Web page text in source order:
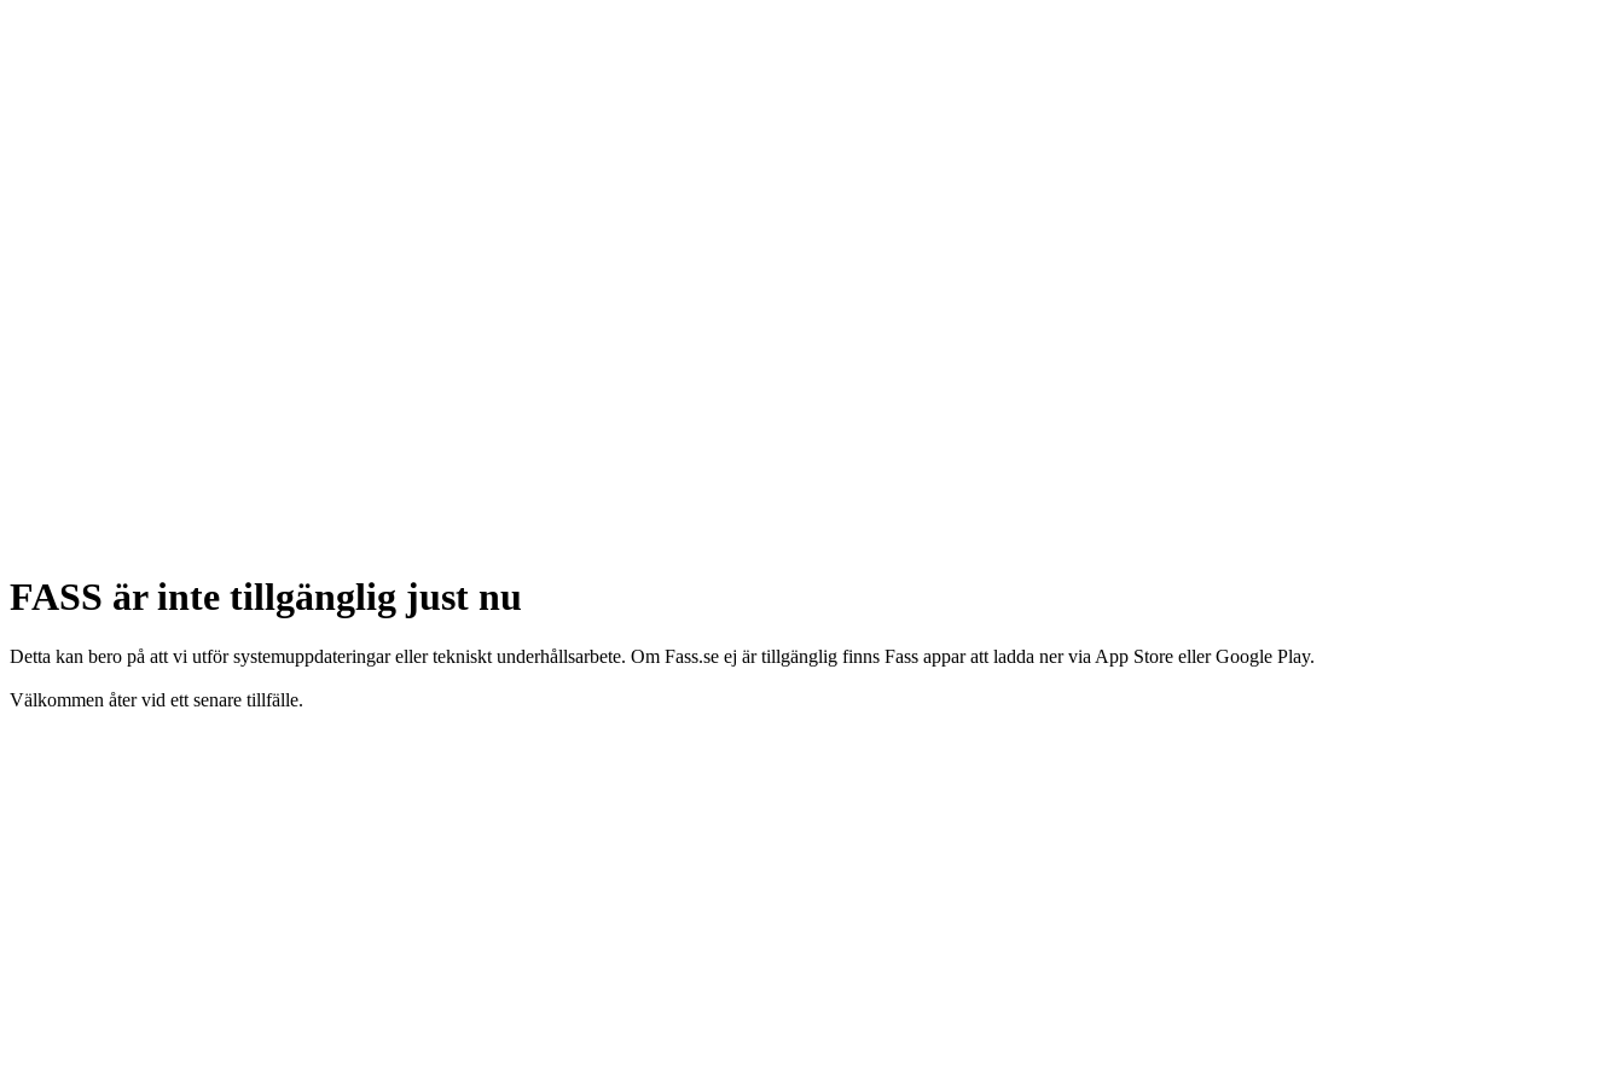
FASS är inte tillgänglig just nu
Detta kan bero på att vi utför systemuppdateringar eller tekniskt underhållsarbete. Om Fass.se ej är tillgänglig finns Fass appar att ladda ner via App Store eller Google Play.
Välkommen åter vid ett senare tillfälle.